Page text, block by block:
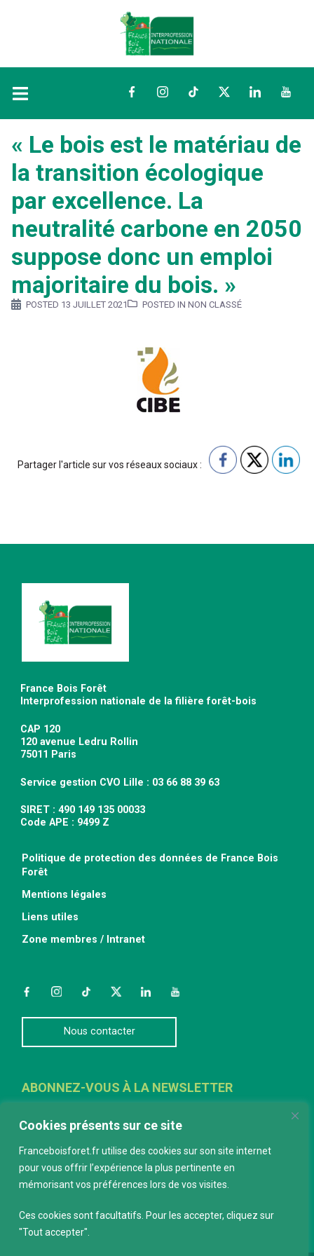
Cookies présents sur ce site
Franceboisforet.fr utilise des cookies sur son site internet
pour vous offrir l’expérience la plus pertinente en
mémorisant vos préférences lors de vos visites.
Ces cookies sont facultatifs. Pour les accepter, cliquez sur
"Tout accepter".
FacebookInstagramTikTokTwitterLinkedIn
« Le bois est le matériau de
la transition écologique
par excellence. La
neutralité carbone en 2050
suppose donc un emploi
majoritaire du bois. »
POSTED 13 JUILLET 2021 POSTED IN NON CLASSÉ
Partager l'article sur vos réseaux sociaux :
France Bois Forêt
Interprofession nationale de la filière forêt-bois
CAP 120
120 avenue Ledru Rollin
75011 Paris
Service gestion CVO Lille : 03 66 88 39 63
SIRET : 490 149 135 00033
Code APE : 9499 Z
Politique de protection des données de France Bois
Forêt
Mentions légales
Liens utiles
Zone membres / Intranet
FacebookInstagramTikTokTwitterLinkedInYouTube
Nous contacter
ABONNEZ-VOUS À LA NEWSLETTER
E-mail*